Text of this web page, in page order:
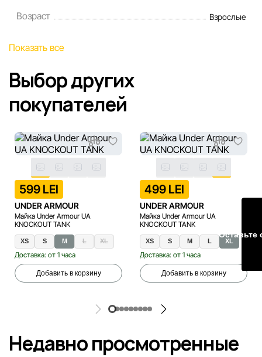
порядке и без предварительного уведомления.
Наша команда регулярно проверяет и обновляет
информацию на сайте, чтобы своевременно выявлять и
сроки.
Возраст Взрослые
Показать все
Выбор других
покупателей
599 LEI
UNDER ARMOUR
Майка Under Armour UA
KNOCKOUT TANK
XS S M L XL
Доставка: от 1 часа
Добавить в корзину
499 LEI
UNDER ARMOUR
Майка Under Armour UA
KNOCKOUT TANK
XS S M L XL
Доставка: от 1 часа
Добавить в корзину
Недавно просмотренные
Оставьте